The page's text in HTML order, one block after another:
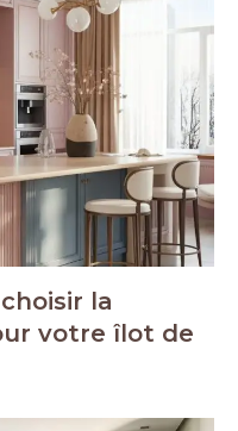
la
votre îlot de